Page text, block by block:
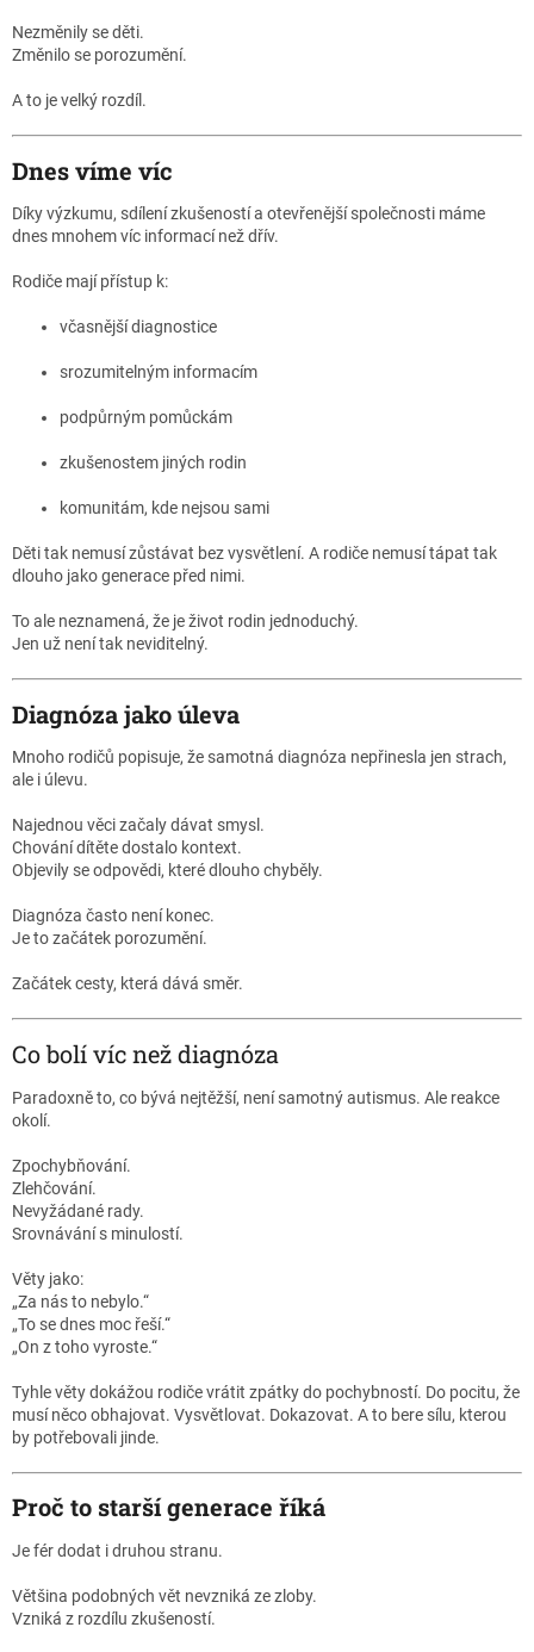
Nezměnily se děti.
Změnilo se porozumění.
A to je velký rozdíl.
Dnes víme víc
Díky výzkumu, sdílení zkušeností a otevřenější společnosti máme
dnes mnohem víc informací než dřív.
Rodiče mají přístup k:
včasnější diagnostice
srozumitelným informacím
podpůrným pomůckám
zkušenostem jiných rodin
komunitám, kde nejsou sami
Děti tak nemusí zůstávat bez vysvětlení. A rodiče nemusí tápat tak
dlouho jako generace před nimi.
To ale neznamená, že je život rodin jednoduchý.
Jen už není tak neviditelný.
Diagnóza jako úleva
Mnoho rodičů popisuje, že samotná diagnóza nepřinesla jen strach,
ale i úlevu.
Najednou věci začaly dávat smysl.
Chování dítěte dostalo kontext.
Objevily se odpovědi, které dlouho chyběly.
Diagnóza často není konec.
Je to začátek porozumění.
Začátek cesty, která dává směr.
Co bolí víc než diagnóza
Paradoxně to, co bývá nejtěžší, není samotný autismus. Ale reakce
okolí.
Zpochybňování.
Zlehčování.
Nevyžádané rady.
Srovnávání s minulostí.
Věty jako:
„Za nás to nebylo.“
„To se dnes moc řeší.“
„On z toho vyroste.“
Tyhle věty dokážou rodiče vrátit zpátky do pochybností. Do pocitu, že
musí něco obhajovat. Vysvětlovat. Dokazovat. A to bere sílu, kterou
by potřebovali jinde.
Proč to starší generace říká
Je fér dodat i druhou stranu.
Většina podobných vět nevzniká ze zloby.
Vzniká z rozdílu zkušeností.